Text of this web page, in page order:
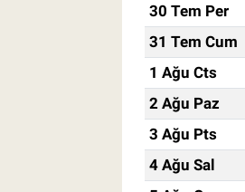
30 Tem Per
31 Tem Cum
1 Ağu Cts
2 Ağu Paz
3 Ağu Pts
4 Ağu Sal